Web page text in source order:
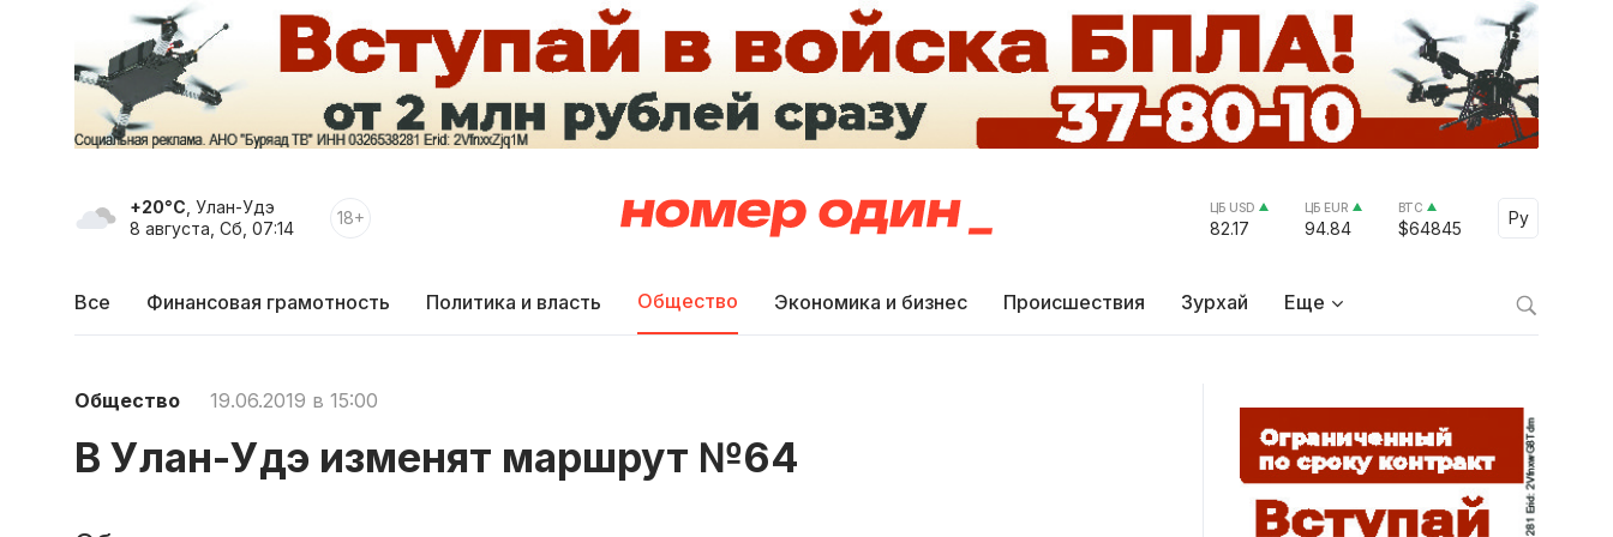
+20°C , Улан-Удэ
8 августа, Сб, 07:14
18+ ЦБ USD
82.17
ЦБ EUR
94.84
BTC
$64845
Ру
Select
Все Финансовая грамотность Политика и власть Общество Экономика и бизнес Происшествия Зурхай Еще
Общество 19.06.2019 в 15:00
В Улан-Удэ изменят маршрут №64